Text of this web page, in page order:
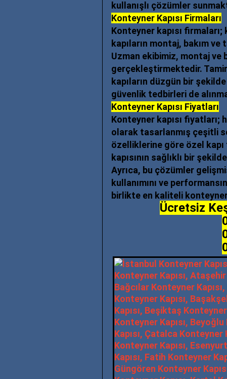
kullanışlı çözümler
Konteyner Kapısı Firmaları
Konteyner kapısı firmaları;
kapıların montaj, bakım
Uzman ekibimiz, montaj ve
gerçekleştirmektedir.
kapıların düzgün bir
güvenlik tedbirleri de
Konteyner Kapısı Fiyatları
Konteyner kapısı fiyatları;
olarak tasarlanmış çeşitli
özelliklerine göre özel kapı
kapısının sağlıklı bir
Ayrıca, bu çözümler
kullanımını ve
birlikte en kaliteli konteyner
Ücretsiz